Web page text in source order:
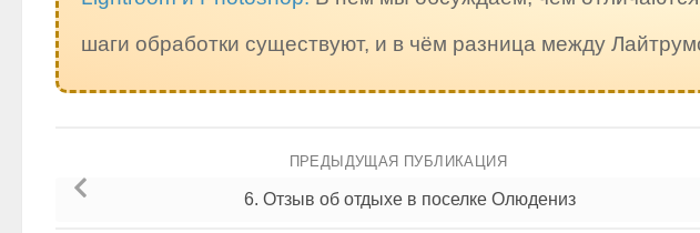
шаги обработки существуют, и в чём разница между
ПРЕДЫДУЩАЯ ПУБЛИКАЦИЯ
6. Отзыв об отдыхе в поселке Олюдениз